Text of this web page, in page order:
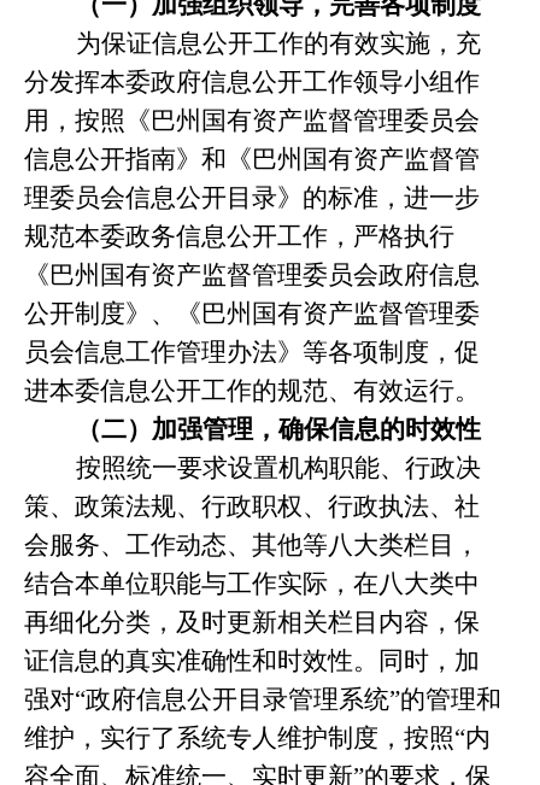
为保证信息公开工作的有效实施，充
分发挥本委政府信息公开工作领导小组作
用，按照《巴州国有资产监督管理委员会
信息公开指南》和《巴州国有资产监督管
理委员会信息公开目录》的标准，进一步
规范本委政务信息公开工作，严格执行
《巴州国有资产监督管理委员会政府信息
公开制度》、《巴州国有资产监督管理委
员会信息工作管理办法》等各项制度，促
进本委信息公开工作的规范、有效运行。
（二）加强管理，确保信息的时效性
按照统一要求设置机构职能、行政决
策、政策法规、行政职权、行政执法、社
会服务、工作动态、其他等八大类栏目，
结合本单位职能与工作实际，在八大类中
再细化分类，及时更新相关栏目内容，保
证信息的真实准确性和时效性。同时，加
强对“政府信息公开目录管理系统”的管理和
维护，实行了系统专人维护制度，按照“内
容全面、标准统一、实时更新”的要求，保